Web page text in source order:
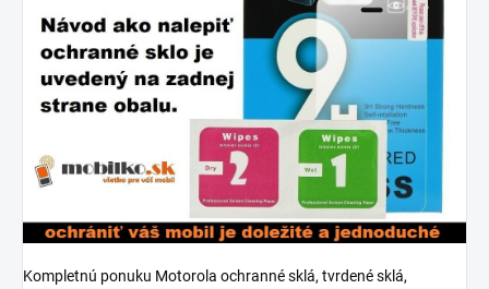
Kompletnú ponuku Motorola ochranné sklá, tvrdené sklá,